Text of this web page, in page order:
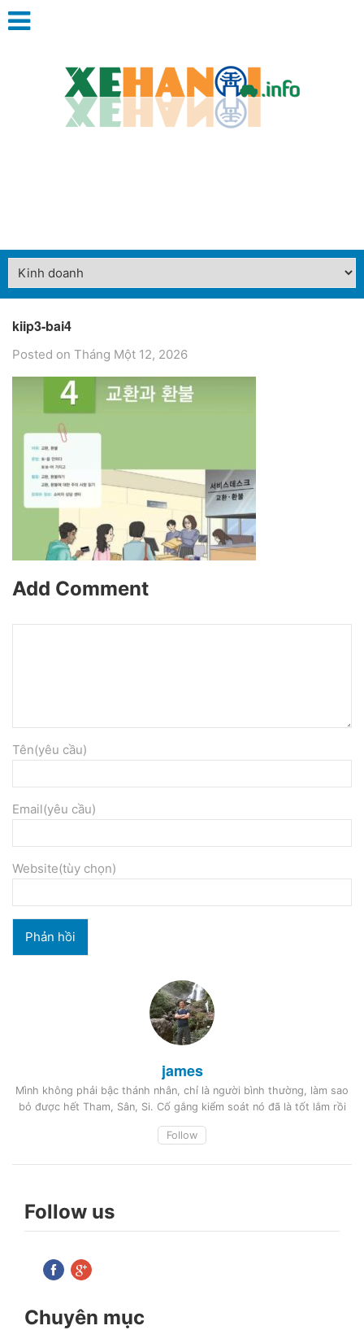
kiip3-bai4
Posted on Tháng Một 12, 2026
Add Comment
Tên(yêu cầu)
Email(yêu cầu)
Website(tùy chọn)
james
Mình không phải bậc thánh nhân, chỉ là người bình thường, làm sao
bỏ được hết Tham, Sân, Si. Cố gắng kiểm soát nó đã là tốt lắm rồi
Follow
Follow us
Chuyên mục